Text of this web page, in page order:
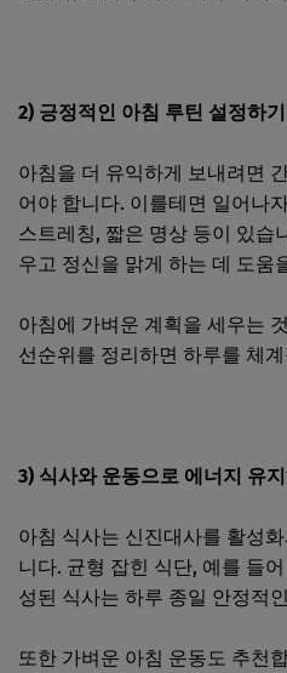
2) 긍정적인 아침 루틴 설정하기
아침을 더 유익하게 보내려면
어야 합니다. 이를테면 일어나
스트레칭, 짧은 명상 등이 있습
우고 정신을 맑게 하는 데 도움
아침에 가벼운 계획을 세우는
선순위를 정리하면 하루를 체
3) 식사와 운동으로 에너지 유
아침 식사는 신진대사를 활성
니다. 균형 잡힌 식단, 예를 들
성된 식사는 하루 종일 안정적
또한 가벼운 아침 운동도 추천